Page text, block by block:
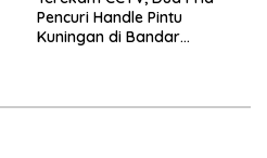
Pencuri Handle Pintu
Kuningan di Bandar